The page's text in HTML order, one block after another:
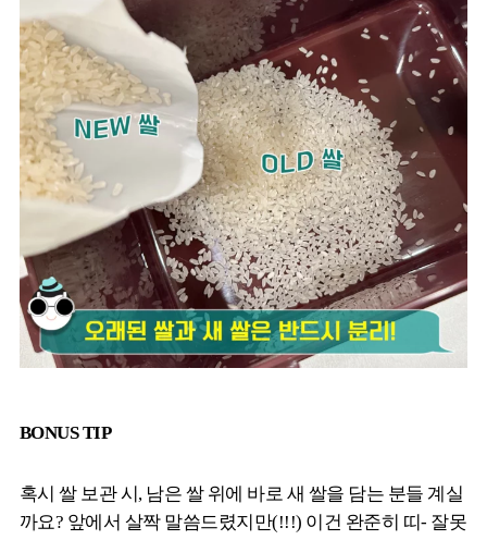
BONUS TIP
혹시 쌀 보관 시, 남은 쌀 위에 바로 새 쌀을 담는 분들 계실
까요? 앞에서 살짝 말씀드렸지만(!!!) 이건 완준히 띠- 잘못